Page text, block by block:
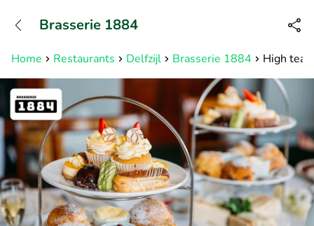
Bereikbaar tot 23:00 uur
Home Restaurants Delfzijl Brasserie 1884 High tea
Brasserie 1884